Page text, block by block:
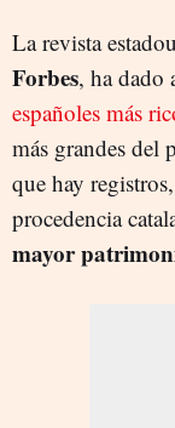
La revista
Forbes, ha dado
españoles más
más grandes del
que hay
procedencia
mayor